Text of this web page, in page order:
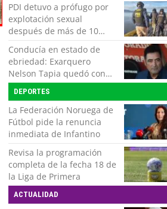
PDI detuvo a prófugo por
explotación sexual
después de más de 10
horas de navegación en la
zona austral
Conducía en estado de
ebriedad: Exarquero
Nelson Tapia quedó con
lesiones graves tras
accidente vehicular
DEPORTES
La Federación Noruega de
Fútbol pide la renuncia
inmediata de Infantino
Revisa la programación
completa de la fecha 18 de
la Liga de Primera
ACTUALIDAD